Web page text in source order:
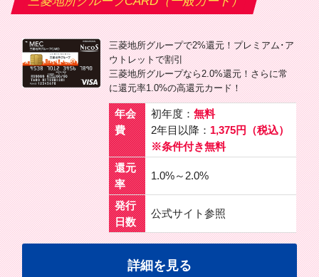
三菱地所グループで2%還元！プレミアム･ア
ウトレットで割引
三菱地所グループなら2.0%還元！さらに常
に還元率1.0%の高還元カード！
年会
費
初年度： 無料
2年目以降： 1,375円（税込）
※条件付き無料
還元
率
1.0%～2.0%
発行
日数
公式サイト参照
詳細を見る